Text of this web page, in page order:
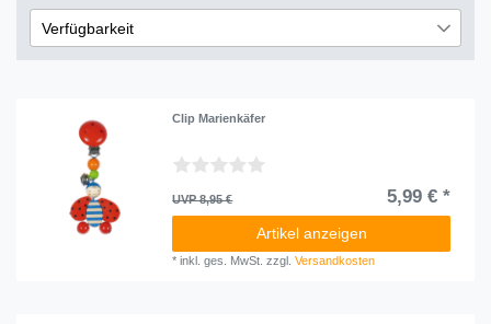
€
Verfügbarkeit
Clip Marienkäfer
UVP 8,95 € 5,99 € *
Artikel anzeigen
*inkl. ges. MwSt. zzgl.Versandkosten